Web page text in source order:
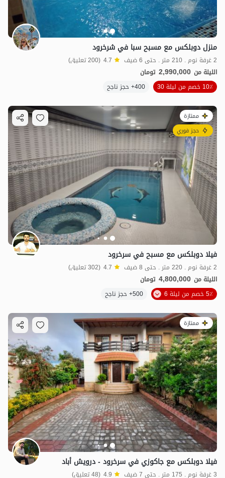
منزل دوبلكس مع مسبح سبا في شرخرود
2 غرفة نوم . 210 متر . حتى 6 ضيف 4.7 (200 تعليق)
الليلة من 2,990,000 تومان
10٪ خصم من ليلة 30
400+ حجز ناجح
ممتازة
حجز فوري
فيلا دوبلكس مع مسبح في سرخرود
2 غرفة نوم . 220 متر . حتى 8 ضيف 4.7 (302 تعليق)
الليلة من 4,800,000 تومان
5٪ خصم من ليلة 6
500+ حجز ناجح
ممتازة
فيلا دوبلكس مع جاكوزي في سرخرود - درويش أباد
3 غرفة نوم . 175 متر . حتى 7 ضيف 4.9 (48 تعليق)